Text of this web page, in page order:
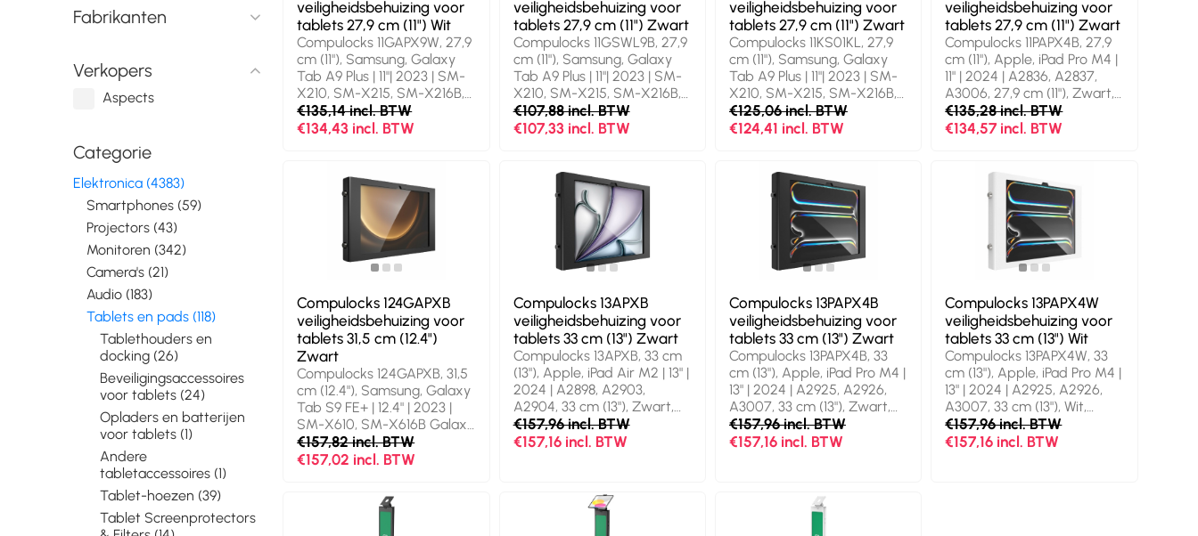
Fabrikanten
Verkopers
Aspects
Categorie
Elektronica (4383)
Smartphones (59)
Projectors (43)
Monitoren (342)
Camera's (21)
Audio (183)
Tablets en pads (118)
Tablethouders en
docking (26)
Beveiligingsaccessoires
voor tablets (24)
Opladers en batterijen
voor tablets (1)
Andere
tabletaccessoires (1)
Tablet-hoezen (39)
Tablet Screenprotectors
veiligheidsbehuizing voor
tablets 27,9 cm (11") Wit
Compulocks 11GAPX9W, 27,9
cm (11"), Samsung, Galaxy
Tab A9 Plus | 11"| 2023 | SM-
X210, SM-X215, SM-X216B,
27,9 cm (11"), Wit, Aluminium
€135,14 incl. BTW
€134,43 incl. BTW
veiligheidsbehuizing voor
tablets 27,9 cm (11") Zwart
Compulocks 11GSWL9B, 27,9
cm (11"), Samsung, Galaxy
Tab A9 Plus | 11"| 2023 | SM-
X210, SM-X215, SM-X216B,
27,9 cm (11"), Zwart, Zwart
€107,88 incl. BTW
€107,33 incl. BTW
veiligheidsbehuizing voor
tablets 27,9 cm (11") Zwart
Compulocks 11KS01KL, 27,9
cm (11"), Samsung, Galaxy
Tab A9 Plus | 11"| 2023 | SM-
X210, SM-X215, SM-X216B,
27,9 cm (11"), Zwart, Metaal,
Silicone
€125,06 incl. BTW
€124,41 incl. BTW
veiligheidsbehuizing voor
tablets 27,9 cm (11") Zwart
Compulocks 11PAPX4B, 27,9
cm (11"), Apple, iPad Pro M4 |
11" | 2024 | A2836, A2837,
A3006, 27,9 cm (11"), Zwart,
Aluminium
€135,28 incl. BTW
€134,57 incl. BTW
Compulocks 124GAPXB
veiligheidsbehuizing voor
tablets 31,5 cm (12.4")
Zwart
Compulocks 124GAPXB, 31,5
cm (12.4"), Samsung, Galaxy
Tab S9 FE+ | 12.4" | 2023 |
SM-X610, SM-X616B Galaxy
Tab S9+ | 12.4"| 2023 | SM-
X810,..., Zwart
€157,82 incl. BTW
€157,02 incl. BTW
Compulocks 13APXB
veiligheidsbehuizing voor
tablets 33 cm (13") Zwart
Compulocks 13APXB, 33 cm
(13"), Apple, iPad Air M2 | 13" |
2024 | A2898, A2903,
A2904, 33 cm (13"), Zwart,
Aluminium
€157,96 incl. BTW
€157,16 incl. BTW
Compulocks 13PAPX4B
veiligheidsbehuizing voor
tablets 33 cm (13") Zwart
Compulocks 13PAPX4B, 33
cm (13"), Apple, iPad Pro M4 |
13" | 2024 | A2925, A2926,
A3007, 33 cm (13"), Zwart,
Aluminium
€157,96 incl. BTW
€157,16 incl. BTW
Compulocks 13PAPX4W
veiligheidsbehuizing voor
tablets 33 cm (13") Wit
Compulocks 13PAPX4W, 33
cm (13"), Apple, iPad Pro M4 |
13" | 2024 | A2925, A2926,
A3007, 33 cm (13"), Wit,
Aluminium
€157,96 incl. BTW
€157,16 incl. BTW